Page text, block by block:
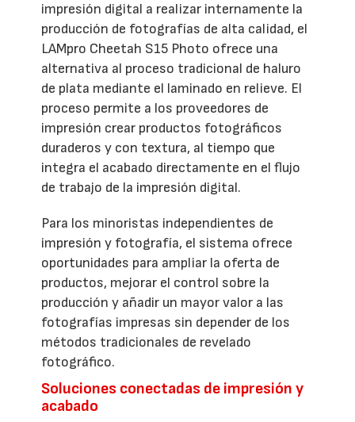
impresión digital a realizar internamente la
producción de fotografías de alta calidad, el
LAMpro Cheetah S15 Photo ofrece una
alternativa al proceso tradicional de haluro
de plata mediante el laminado en relieve. El
proceso permite a los proveedores de
impresión crear productos fotográficos
duraderos y con textura, al tiempo que
integra el acabado directamente en el flujo
de trabajo de la impresión digital.
Para los minoristas independientes de
impresión y fotografía, el sistema ofrece
oportunidades para ampliar la oferta de
productos, mejorar el control sobre la
producción y añadir un mayor valor a las
fotografías impresas sin depender de los
métodos tradicionales de revelado
fotográfico.
Soluciones conectadas de impresión y
acabado